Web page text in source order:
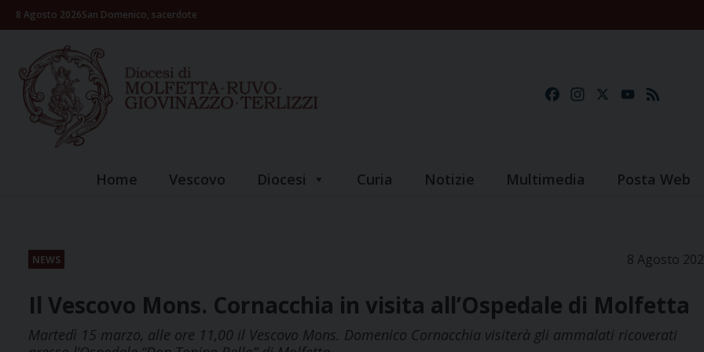
Skip8 Agosto 2026San Domenico, sacerdote
FacebookInstagramYouTube
Home Vescovo Diocesi Curia Notizie Multimedia Posta Web
NEWS 8 Agosto
Il Vescovo Mons. Cornacchia in visita all’Ospedale di Molfetta
Martedì 15 marzo, alle ore 11,00 il Vescovo Mons. Domenico Cornacchia visiterà gli ammalati ricoverati